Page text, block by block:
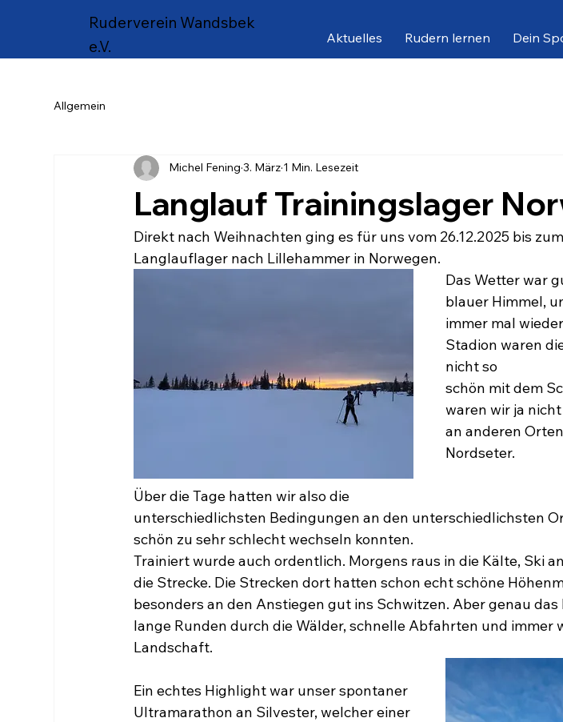
Ruderverein Wandsbek
e.V.
Aktuelles Rudern lernen Dein
Allgemein
Langlauf Trainingslager
Michel Fening 3. März 1 Min. Lesezeit
Direkt nach Weihnachten ging es für uns vom 26.12.2025 bis
Langlauflager nach Lillehammer in Norwegen.
Das Wetter war
blauer Himmel,
immer mal
Stadion waren
nicht so
schön mit dem
waren wir ja
an anderen
Nordseter.
Über die Tage hatten wir also die
unterschiedlichsten Bedingungen an den unterschiedlichsten
schön zu sehr schlecht wechseln konnten.
Trainiert wurde auch ordentlich. Morgens raus in die Kälte, Ski
die Strecke. Die Strecken dort hatten schon echt schöne
besonders an den Anstiegen gut ins Schwitzen. Aber genau
lange Runden durch die Wälder, schnelle Abfahrten und immer
Landschaft.
Ein echtes Highlight war unser spontaner
Ultramarathon an Silvester, welcher einer